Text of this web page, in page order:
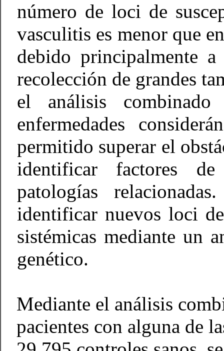
número de loci de
vasculitis es menor que
debido principalmente
recolección de grandes
el análisis
enfermedades
permitido superar el
identificar factores de
patologías
identificar nuevos loci
sistémicas mediante un
genético.
Mediante el análisis
pacientes con alguna de